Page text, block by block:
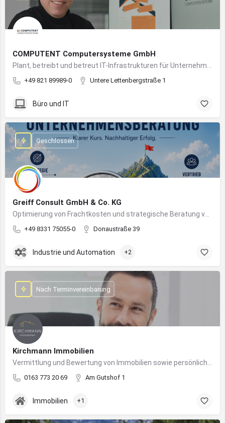
COMPUTENT Computersysteme GmbH
+49 821 89989-0 Untere Lettenbergstraße 1
Büro und IT
Greiff Consult GmbH & Co. KG
+49 8331 75055-0 Donaustraße 39
Geschlossen
Industrie und Automation +2
Kirchmann Immobilien
0163 773 20 69 Am Gutshof 1
Nach Terminvereinbarung
Immobilien +1